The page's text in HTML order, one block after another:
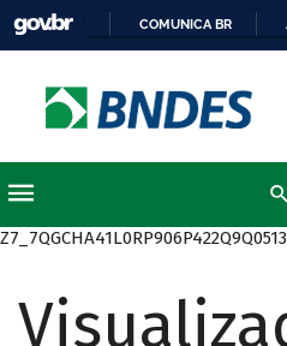
COMUNICA BR
Z7_7QGCHA41L0RP906P422Q9Q0513